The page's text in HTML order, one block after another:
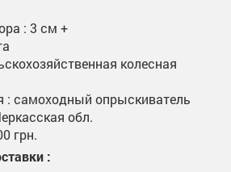
: 3 см +
колесная
: самоходный опрыскиватель
обл.
грн.
: